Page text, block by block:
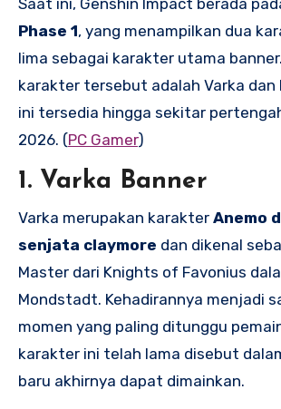
Saat ini, Genshin Impact berada
Phase 1, yang menampilkan dua
lima sebagai karakter utama
karakter tersebut adalah Varka dan
ini tersedia hingga sekitar
2026. (PC Gamer)
1. Varka Banner
Varka merupakan karakter Anemo
senjata claymore dan dikenal
Master dari Knights of Favonius
Mondstadt. Kehadirannya menjadi
momen yang paling ditunggu
karakter ini telah lama disebut
baru akhirnya dapat dimainkan.